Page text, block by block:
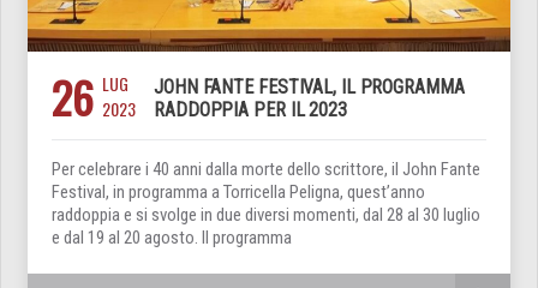
26 LUG
2023
JOHN FANTE FESTIVAL, IL PROGRAMMA
RADDOPPIA PER IL 2023
Per celebrare i 40 anni dalla morte dello scrittore, il John Fante
Festival, in programma a Torricella Peligna, quest’anno
raddoppia e si svolge in due diversi momenti, dal 28 al 30 luglio
e dal 19 al 20 agosto. Il programma